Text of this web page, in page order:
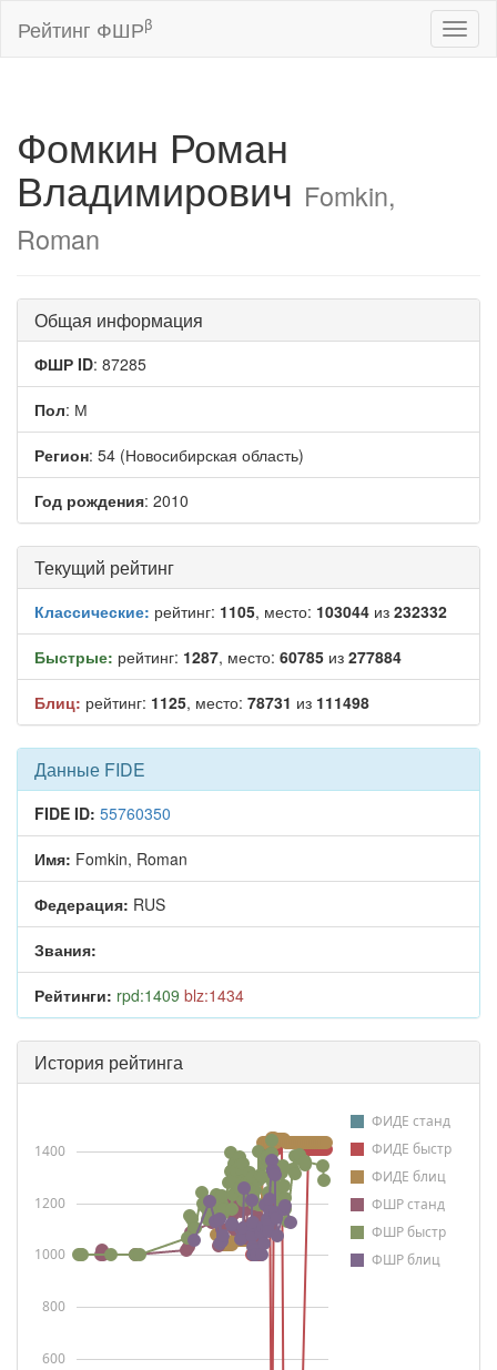
Рейтинг ФШРβ
Фомкин Роман
Владимирович Fomkin,
Roman
Общая информация
ФШР ID: 87285
Пол: М
Регион: 54 (Новосибирская область)
Год рождения: 2010
Текущий рейтинг
Классические: рейтинг: 1105, место: 103044 из 232332
Быстрые: рейтинг: 1287, место: 60785 из 277884
Блиц: рейтинг: 1125, место: 78731 из 111498
Данные FIDE
FIDE ID: 55760350
Имя: Fomkin, Roman
Федерация: RUS
Звания:
Рейтинги: rpd:1409 blz:1434
История рейтинга
ФИДЕ станд
ФИДЕ быстр
ФИДЕ блиц
ФШР станд
ФШР быстр
ФШР блиц
600
800
1000
1200
1400